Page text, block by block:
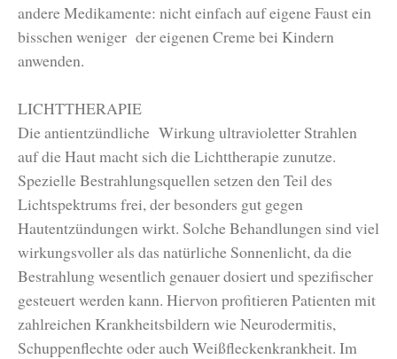
andere Medikamente: nicht einfach auf eigene Faust ein
bisschen weniger der eigenen Creme bei Kindern
anwenden.
LICHTTHERAPIE
Die antientzündliche Wirkung ultravioletter Strahlen
auf die Haut macht sich die Lichttherapie zunutze.
Spezielle Bestrahlungsquellen setzen den Teil des
Lichtspektrums frei, der besonders gut gegen
Hautentzündungen wirkt. Solche Behandlungen sind viel
wirkungsvoller als das natürliche Sonnenlicht, da die
Bestrahlung wesentlich genauer dosiert und spezifischer
gesteuert werden kann. Hiervon profitieren Patienten mit
zahlreichen Krankheitsbildern wie Neurodermitis,
Schuppenflechte oder auch Weißfleckenkrankheit. Im